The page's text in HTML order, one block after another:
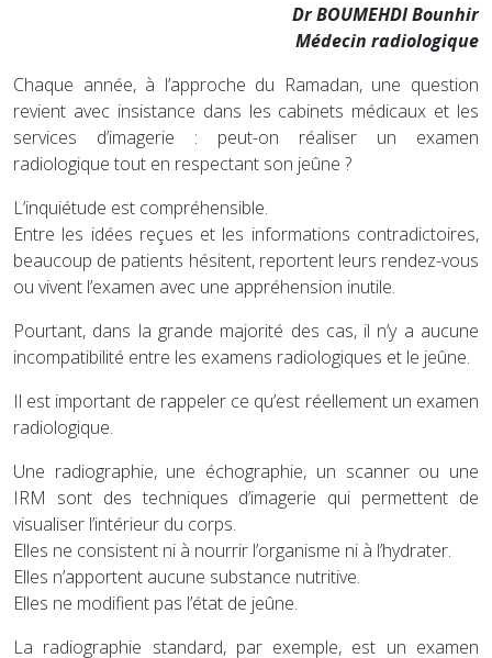
Dr BOUMEHDI Bounhir
Médecin radiologique
Chaque année, à l’approche du Ramadan, une question
revient avec insistance dans les cabinets médicaux et les
services d’imagerie : peut-on réaliser un examen
radiologique tout en respectant son jeûne ?
L’inquiétude est compréhensible.
Entre les idées reçues et les informations contradictoires,
beaucoup de patients hésitent, reportent leurs rendez-vous
ou vivent l’examen avec une appréhension inutile.
Pourtant, dans la grande majorité des cas, il n’y a aucune
incompatibilité entre les examens radiologiques et le jeûne.
Il est important de rappeler ce qu’est réellement un examen
radiologique.
Une radiographie, une échographie, un scanner ou une
IRM sont des techniques d’imagerie qui permettent de
visualiser l’intérieur du corps.
Elles ne consistent ni à nourrir l’organisme ni à l’hydrater.
Elles n’apportent aucune substance nutritive.
Elles ne modifient pas l’état de jeûne.
La radiographie standard, par exemple, est un examen